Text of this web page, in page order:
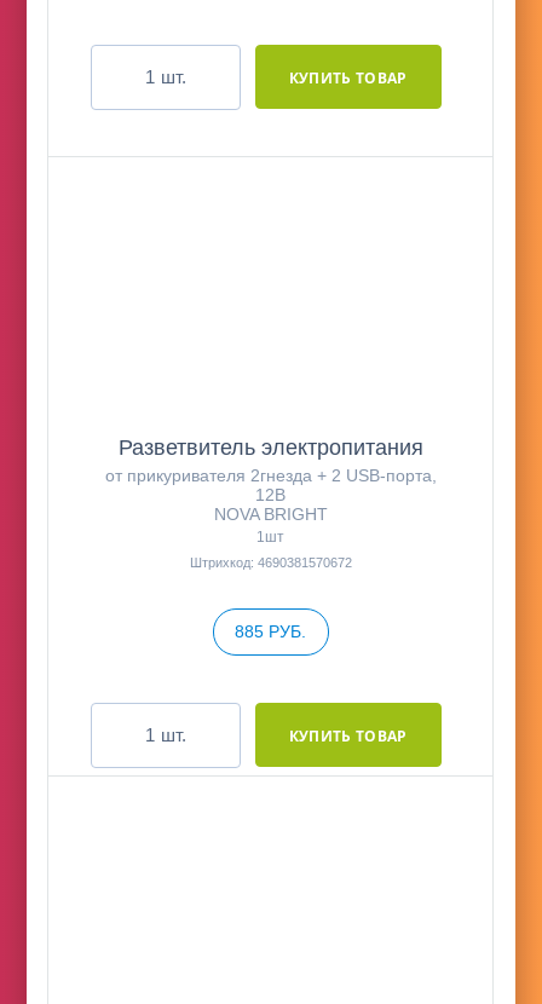
шт.
Разветвитель электропитания
от прикуривателя 2гнезда + 2 USB-порта,
12В
NOVA BRIGHT
1шт
Штрихкод: 4690381570672
885 РУБ.
шт.